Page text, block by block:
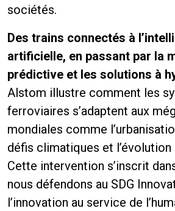
sociétés.
Des trains connectés à
artificielle, en passant par la
prédictive et les solutions à
Alstom illustre comment les
ferroviaires s’adaptent aux
mondiales comme
défis climatiques et l’évolution
Cette intervention s’inscrit
nous défendons au SDG
l’innovation au service de